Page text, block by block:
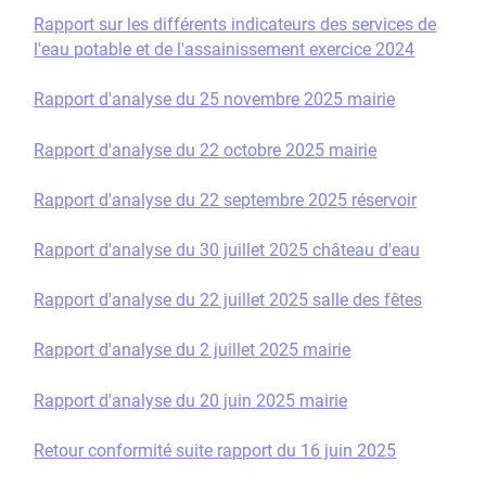
Rapport sur les différents indicateurs des services de
l'eau potable et de l'assainissement exercice 2024
Rapport d'analyse du 25 novembre 2025 mairie
Rapport d'analyse du 22 octobre 2025 mairie
Rapport d'analyse du 22 septembre 2025 réservoir
Rapport d'analyse du 30 juillet 2025 château d'eau
Rapport d'analyse du 22 juillet 2025 salle des fêtes
Rapport d'analyse du 2 juillet 2025 mairie
Rapport d'analyse du 20 juin 2025 mairie
Retour conformité suite rapport du 16 juin 2025